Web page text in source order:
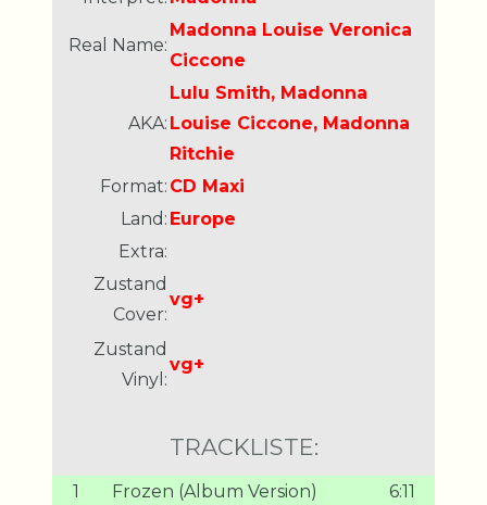
Real Name:
Madonna Louise Veronica
Ciccone
AKA:
Lulu Smith, Madonna
Louise Ciccone, Madonna
Ritchie
Format: CD Maxi
Land: Europe
Extra:
Zustand
Cover:
vg+
Zustand
Vinyl:
vg+
TRACKLISTE:
1 Frozen (Album Version) 6:11